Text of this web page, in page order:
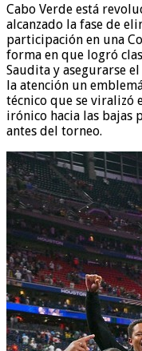
Cabo Verde está
alcanzado la fase de
participación en una
forma en que logró
Saudita y asegurarse
la atención un
técnico que se viralizó
irónico hacia las bajas
antes del torneo.